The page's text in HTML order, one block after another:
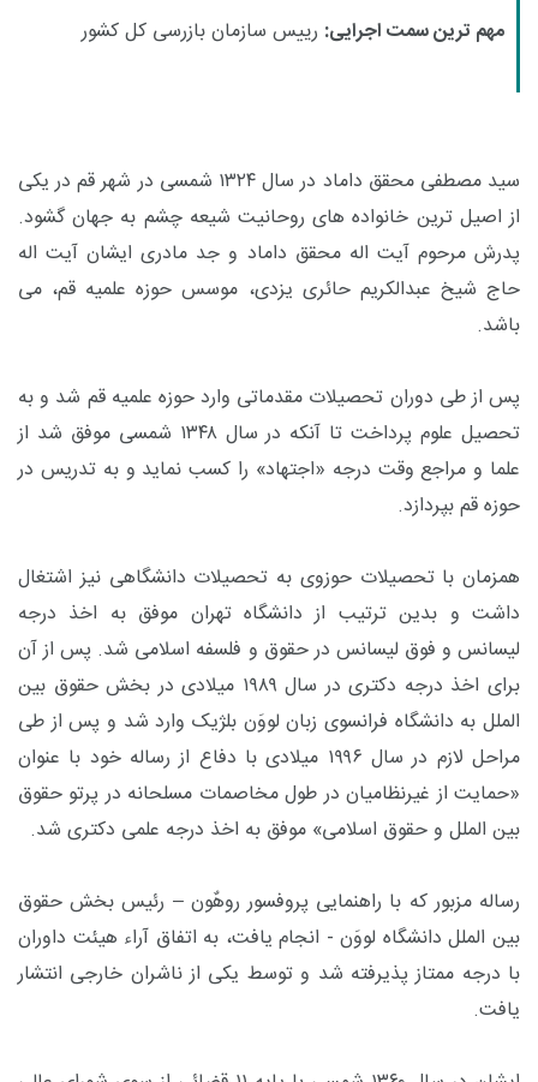
مهم ترین سمت اجرایی: رییس سازمان بازرسی کل کشور
سید مصطفی محقق داماد در سال ۱۳۲۴ شمسی در شهر قم در یکی
از اصیل ترین خانواده های روحانیت شیعه چشم به جهان گشود.
پدرش مرحوم آیت اله محقق داماد و جد مادری ایشان آیت اله
حاج شیخ عبدالکریم حائری یزدی، موسس حوزه علمیه قم، می
باشد.
پس از طی دوران تحصیلات مقدماتی وارد حوزه علمیه قم شد و به
تحصیل علوم پرداخت تا آنکه در سال ۱۳۴۸ شمسی موفق شد از
علما و مراجع وقت درجه «اجتهاد» را کسب نماید و به تدریس در
حوزه قم بپردازد.
همزمان با تحصیلات حوزوی به تحصیلات دانشگاهی نیز اشتغال
داشت و بدین ترتیب از دانشگاه تهران موفق به اخذ درجه
لیسانس و فوق لیسانس در حقوق و فلسفه اسلامی شد. پس از آن
برای اخذ درجه دکتری در سال ۱۹۸۹ میلادی در بخش حقوق بین
الملل به دانشگاه فرانسوی زبان لووَن بلژیک وارد شد و پس از طی
مراحل لازم در سال ۱۹۹۶ میلادی با دفاع از رساله خود با عنوان
«حمایت از غیرنظامیان در طول مخاصمات مسلحانه در پرتو حقوق
بین الملل و حقوق اسلامی» موفق به اخذ درجه علمی دکتری شد.
رساله مزبور که با راهنمایی پروفسور روهٌون – رئیس بخش حقوق
بین الملل دانشگاه لووَن - انجام یافت، به اتفاق آراء هیئت داوران
با درجه ممتاز پذیرفته شد و توسط یکی از ناشران خارجی انتشار
یافت.